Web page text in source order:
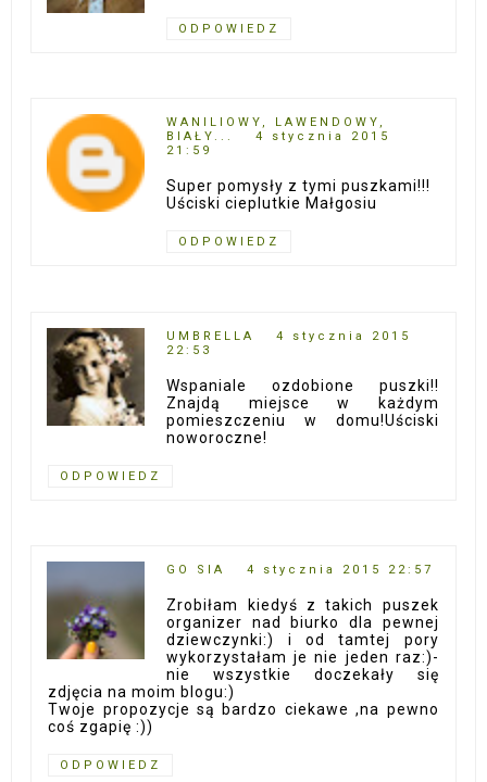
ODPOWIEDZ
WANILIOWY, LAWENDOWY,
BIAŁY...
4 stycznia 2015
21:59
Super pomysły z tymi puszkami!!!
Uściski cieplutkie Małgosiu
ODPOWIEDZ
UMBRELLA
4 stycznia 2015
22:53
Wspaniale ozdobione puszki!!
Znajdą miejsce w każdym
pomieszczeniu w domu!Uściski
noworoczne!
ODPOWIEDZ
GO SIA 4 stycznia 2015 22:57
Zrobiłam kiedyś z takich puszek
organizer nad biurko dla pewnej
dziewczynki:) i od tamtej pory
wykorzystałam je nie jeden raz:)-
nie wszystkie doczekały się
zdjęcia na moim blogu:)
Twoje propozycje są bardzo ciekawe ,na pewno
coś zgapię :))
ODPOWIEDZ